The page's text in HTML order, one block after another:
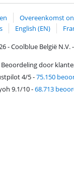
Overeenkomst
English (EN)
- Coolblue België N.V.
Beoordeling door
4/5-75.150
9.1/10-68.713